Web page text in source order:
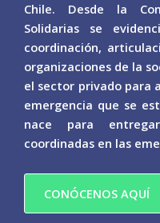
Chile. Desde la
Solidarias se
coordinación,
organizaciones de la
el sector privado para
emergencia que se
nace para
coordinadas en las
CONÓCENOS AQUÍ